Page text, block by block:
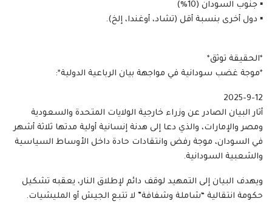
▪︎ جنوب السودان (10%)
▪︎ دول أخرى بنسبة أقل (تشاد، أوغندا، إلخ).
*الحقيقة توثق*
*موجة غضب سودانية في مواجهة بيان الرباعية الدولية*:
2025-9-12
أثار البيان الصادر عن وزراء خارجية الولايات المتحدة والسعودية
ومصر والإمارات، والذي دعا إلى هدنة إنسانية أولية مدتها ثلاثة أشهر
في السودان، موجة رفض وانتقادات حادة داخل الأوساط السياسية
والشعبية السودانية.
ويهدف البيان إلى التمهيد لوقف دائم لإطلاق النار، يعقبه تشكيل
حكومة انتقالية “شاملة وشفافة” لا تتبع الجيش أو المليشيات.